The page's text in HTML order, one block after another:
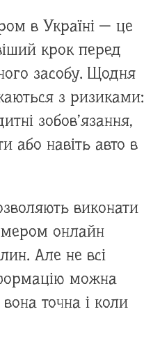
в Україні — це
крок перед
засобу. Щодня
з ризиками:
зобов’язання,
або навіть авто в
виконати
онлайн
Але не всі
можна
точна і коли